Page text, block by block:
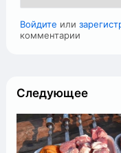
Войдите или
комментарии
Следующее